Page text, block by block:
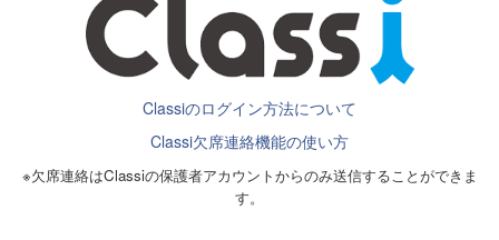
Classiのログイン方法について
Classi欠席連絡機能の使い方
※欠席連絡はClassiの保護者アカウントからのみ送信することができま
す。